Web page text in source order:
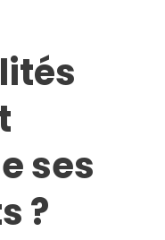
ses
?